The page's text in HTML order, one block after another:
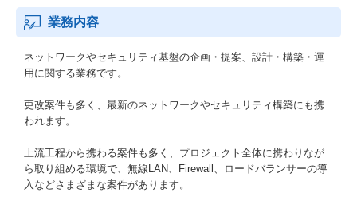
業務内容
ネットワークやセキュリティ基盤の企画・提案、設計・構築・運
用に関する業務です。
更改案件も多く、最新のネットワークやセキュリティ構築にも携
われます。
上流工程から携わる案件も多く、プロジェクト全体に携わりなが
ら取り組める環境で、無線LAN、Firewall、ロードバランサーの導
入などさまざまな案件があります。